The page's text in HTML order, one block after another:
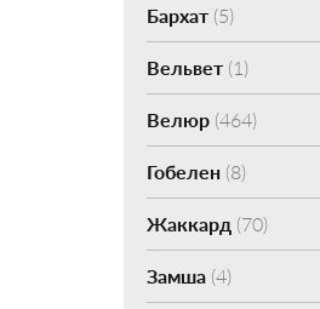
Бархат(5)
Вельвет(1)
Велюр(464)
Гобелен(8)
Жаккард (70)
Замша(4)